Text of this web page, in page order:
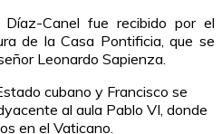
Canel fue recibido por el
de la Casa Pontificia, que se
Leonardo Sapienza.
cubano y Francisco se
al aula Pablo VI, donde
en el Vaticano.